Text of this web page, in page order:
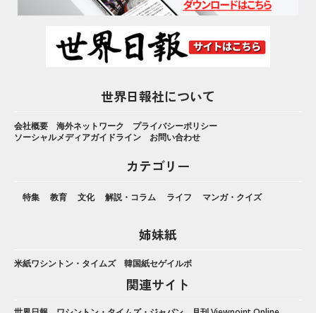
世界日報社について
会社概要 海外ネットワーク
プライバシーポリシー
ソーシャルメディアガイドライン
お問い合わせ
カテゴリー
特集 教育 文化 解説・コラム ライフ マンガ・クイズ
姉妹紙
米紙ワシントン・タイムズ 韓国紙セゲイルボ
関連サイト